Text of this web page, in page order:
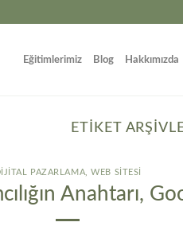
Eğitimlerimiz Blog Hakkımızda
ETIKET
PAZARLAMA ,WEB SITESI
Anahtarı,